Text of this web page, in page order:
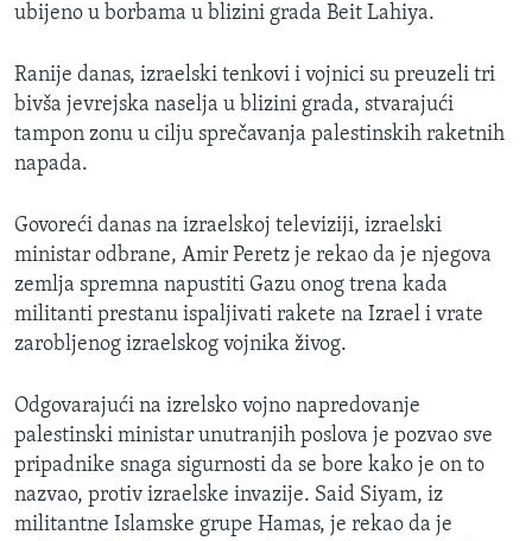
MAGAZIN
O GLASU AMERIKE
Learning English
Jezici
ubijeno u borbama u blizini grada Beit Lahiya.
Ranije danas, izraelski tenkovi i vojnici su preuzeli tri
bivša jevrejska naselja u blizini grada, stvarajući
tampon zonu u cilju sprečavanja palestinskih raketnih
napada.
Govoreći danas na izraelskoj televiziji, izraelski
ministar odbrane, Amir Peretz je rekao da je njegova
zemlja spremna napustiti Gazu onog trena kada
militanti prestanu ispaljivati rakete na Izrael i vrate
zarobljenog izraelskog vojnika živog.
Odgovarajući na izrelsko vojno napredovanje
palestinski ministar unutranjih poslova je pozvao sve
pripadnike snaga sigurnosti da se bore kako je on to
nazvao, protiv izraelske invazije. Said Siyam, iz
militantne Islamske grupe Hamas, je rekao da je